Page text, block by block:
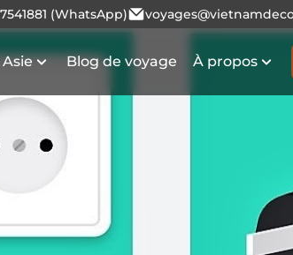
(WhatsApp)
Blog de voyage À propos